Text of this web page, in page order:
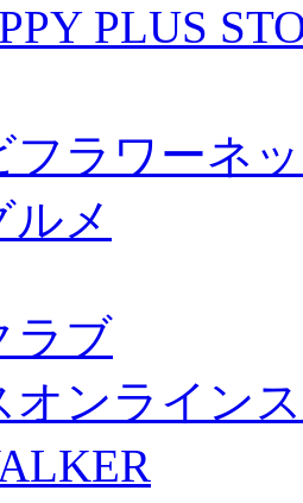
PLUS
フラワーネ
メ
ラブ
オンライン